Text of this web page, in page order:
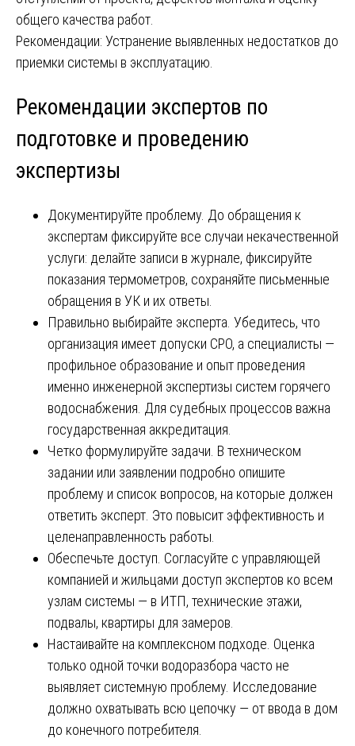
общего качества работ.
Рекомендации: Устранение выявленных недостатков до
приемки системы в эксплуатацию.
Рекомендации экспертов по
подготовке и проведению
экспертизы
Документируйте проблему. До обращения к
экспертам фиксируйте все случаи некачественной
услуги: делайте записи в журнале, фиксируйте
показания термометров, сохраняйте письменные
обращения в УК и их ответы.
Правильно выбирайте эксперта. Убедитесь, что
организация имеет допуски СРО, а специалисты —
профильное образование и опыт проведения
именно инженерной экспертизы систем горячего
водоснабжения. Для судебных процессов важна
государственная аккредитация.
Четко формулируйте задачи. В техническом
задании или заявлении подробно опишите
проблему и список вопросов, на которые должен
ответить эксперт. Это повысит эффективность и
целенаправленность работы.
Обеспечьте доступ. Согласуйте с управляющей
компанией и жильцами доступ экспертов ко всем
узлам системы — в ИТП, технические этажи,
подвалы, квартиры для замеров.
Настаивайте на комплексном подходе. Оценка
только одной точки водоразбора часто не
выявляет системную проблему. Исследование
должно охватывать всю цепочку — от ввода в дом
до конечного потребителя.